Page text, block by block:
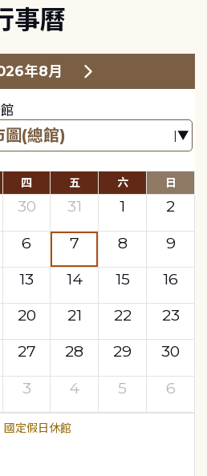
事曆
年8月
四 五 六 日
30 31 1
2
6 7 8
9
13 14 15
16
20 21 22
23
27 28 29
30
3 4 5 6
國定假日休館